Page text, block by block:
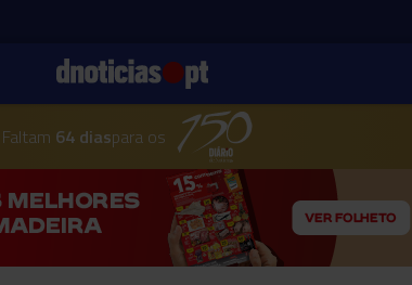
Faltam 64 diaspara os